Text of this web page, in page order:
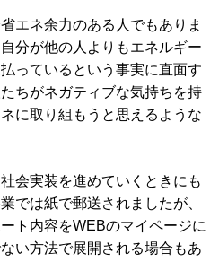
エネ余力のある人でもありま
分が他の人よりもエネルギー
っているという事実に直面す
ちがネガティブな気持ちを持
に取り組もうと思えるような
会実装を進めていくときにも
では紙で郵送されましたが、
ト内容をWEBのマイページに
い方法で展開される場合もあ